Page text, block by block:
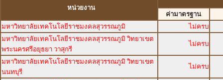
หน่วยงาน
ค่ามาตรฐาน
มหาวิทยาลัยเทคโนโลยีราชมงคลสุวรรณภูมิ
ไม่ครบ
มหาวิทยาลัยเทคโนโลยีราชมงคลสุวรรณภูมิ วิทยาเขต
พระนครศรีอยุธยา วาสุกรี
ไม่ครบ
มหาวิทยาลัยเทคโนโลยีราชมงคลสุวรรณภูมิ วิทยาเขต
นนทบุรี
ไม่ครบ